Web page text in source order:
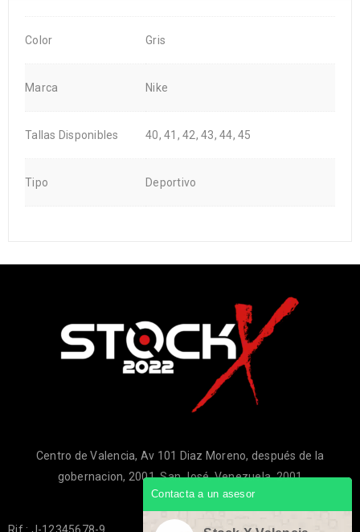
Color Gris
Marca Nike
Tallas Disponibles 40, 41, 42, 43, 44, 45
Tipo Deportivo
Centro de Valencia, Av 101 Diaz Moreno, después de la
gobernacion, 2001, San José, Venezuela, 2001
Rif.: J-12345678-9
Contacta a un asesor